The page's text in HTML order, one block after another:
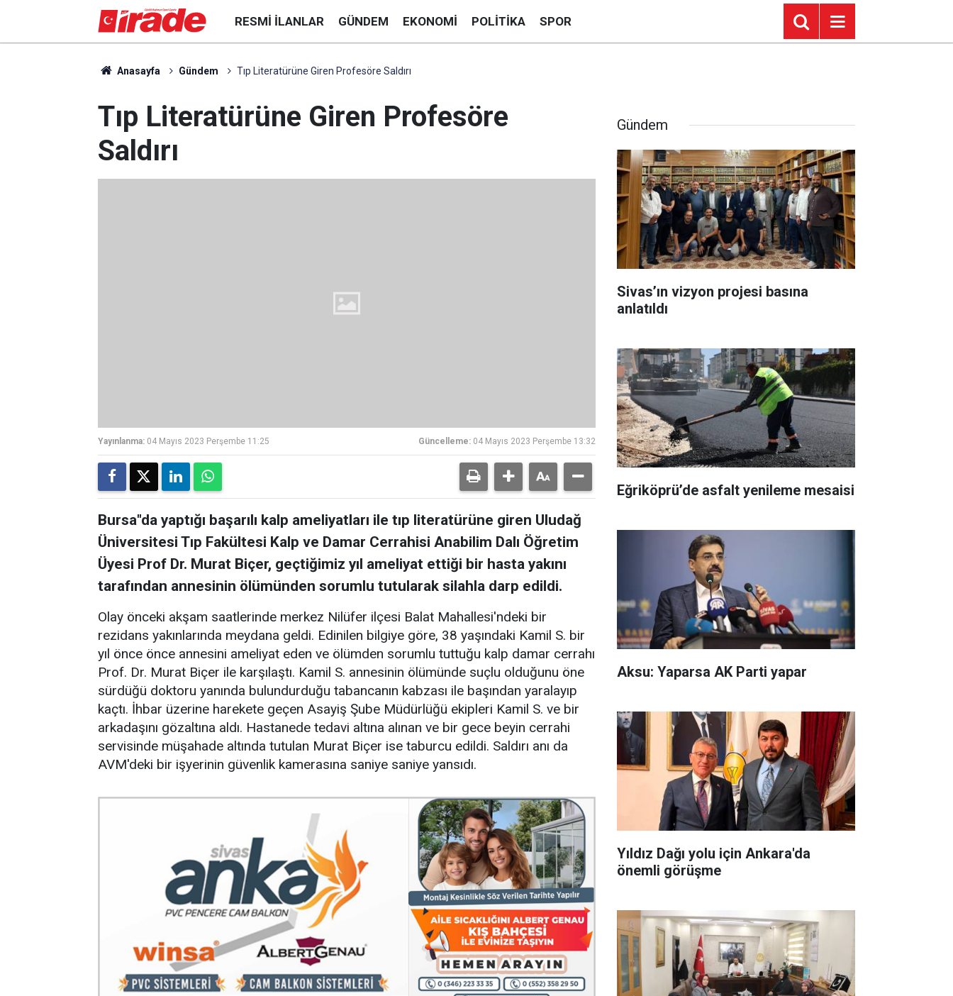
RESMI İLANLAR GÜNDEM EKONOMI POLITIKA SPOR
Anasayfa Gündem Tıp Literatürüne Giren Profesöre Saldırı
Tıp Literatürüne Giren Profesöre
Saldırı
Yayınlanma: 04 Mayıs 2023 Perşembe 11:25 Güncelleme: 04 Mayıs 2023 Perşembe 13:32
Bursa"da yaptığı başarılı kalp ameliyatları ile tıp literatürüne giren Uludağ
Üniversitesi Tıp Fakültesi Kalp ve Damar Cerrahisi Anabilim Dalı Öğretim
Üyesi Prof Dr. Murat Biçer, geçtiğimiz yıl ameliyat ettiği bir hasta yakını
tarafından annesinin ölümünden sorumlu tutularak silahla darp edildi.
Olay önceki akşam saatlerinde merkez Nilüfer ilçesi Balat Mahallesi'ndeki bir
rezidans yakınlarında meydana geldi. Edinilen bilgiye göre, 38 yaşındaki Kamil S. bir
yıl önce önce annesini ameliyat eden ve ölümden sorumlu tuttuğu kalp damar cerrahı
Prof. Dr. Murat Biçer ile karşılaştı. Kamil S. annesinin ölümünde suçlu olduğunu öne
sürdüğü doktoru yanında bulundurduğu tabancanın kabzası ile başından yaralayıp
kaçtı. İhbar üzerine harekete geçen Asayiş Şube Müdürlüğü ekipleri Kamil S. ve bir
arkadaşını gözaltına aldı. Hastanede tedavi altına alınan ve bir gece beyin cerrahi
servisinde müşahade altında tutulan Murat Biçer ise taburcu edildi. Saldırı anı da
AVM'deki bir işyerinin güvenlik kamerasına saniye saniye yansıdı.
Gündem
Sivas’ın vizyon projesi basına
anlatıldı
Eğriköprü’de asfalt yenileme mesaisi
Aksu: Yaparsa AK Parti yapar
Yıldız Dağı yolu için Ankara'da
önemli görüşme